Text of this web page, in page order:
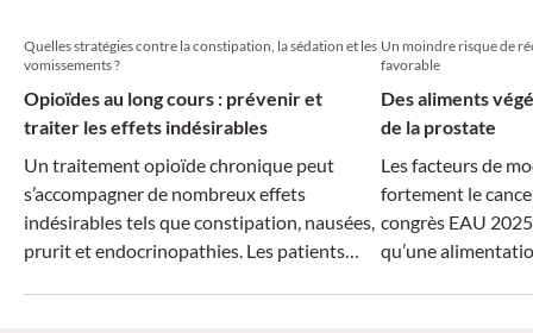
Quelles stratégies contre la constipation, la sédation et les
vomissements ?
Opioïdes au long cours : prévenir et
traiter les effets indésirables
Un traitement opioïde chronique peut
s’accompagner de nombreux effets
indésirables tels que constipation, nausées,
prurit et endocrinopathies. Les patients
Un moindre risque de
favorable
Des aliments
de la prostate
Les facteurs de
fortement le
congrès EAU
qu’une